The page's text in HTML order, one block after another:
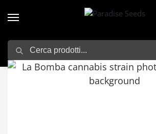
Home / Us Semi di Cannabis